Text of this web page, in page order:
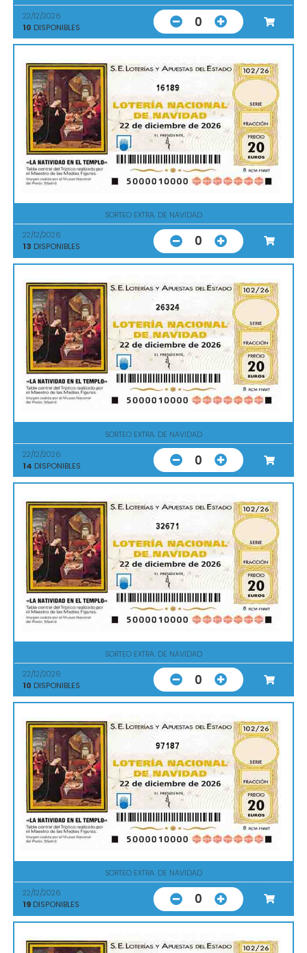
22/12/2026
10 DISPONIBLES 0
16189
SORTEO EXTRA. DE NAVIDAD
22/12/2026
13 DISPONIBLES 0
26324
SORTEO EXTRA. DE NAVIDAD
22/12/2026
14 DISPONIBLES 0
32671
SORTEO EXTRA. DE NAVIDAD
22/12/2026
10 DISPONIBLES 0
97187
SORTEO EXTRA. DE NAVIDAD
22/12/2026
19 DISPONIBLES 0